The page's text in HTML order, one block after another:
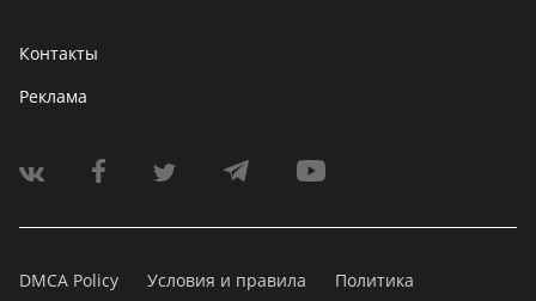
Контакты
Реклама
DMCA Policy Условия и правила
Политика